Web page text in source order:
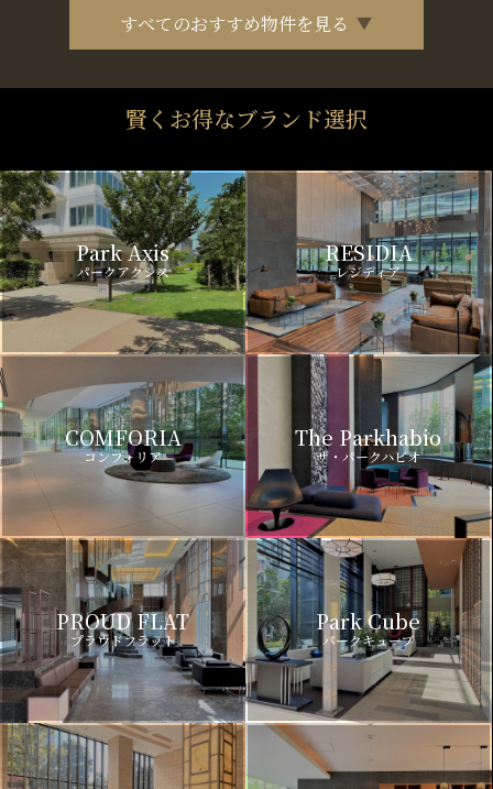
すべてのおすすめ物件を見る
賢くお得なブランド選択
Park Axis
パークアクシス
RESIDIA
レジディア
COMFORIA
コンフォリア
The Parkhabio
ザ・パークハビオ
PROUD FLAT
プラウドフラット
Park Cube
パークキューブ